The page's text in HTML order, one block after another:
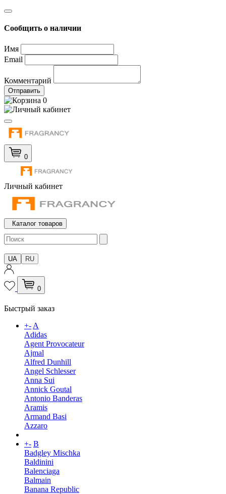
Сообщить о наличии
Имя
Email
Комментарий
Отправить
0
0
Личный кабинет
Каталог товаров
UA RU
0
Быстрый заказ
+-A
Adidas
Agent Provocateur
Ajmal
Alfred Dunhill
Angel Schlesser
Anna Sui
Annick Goutal
Antonio Banderas
Aramis
Armand Basi
Azzaro
+- B
Badgley Mischka
Baldinini
Balenciaga
Balmain
Banana Republic